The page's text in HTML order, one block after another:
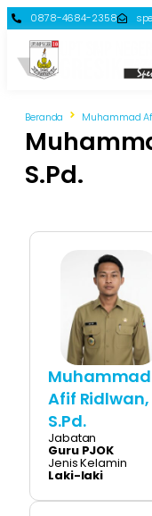
0878-4684-2358
Beranda Muhammad
S.Pd.
Muhammad
Afif Ridlwan,
S.Pd.
Jabatan
Guru PJOK
Jenis Kelamin
Laki-laki